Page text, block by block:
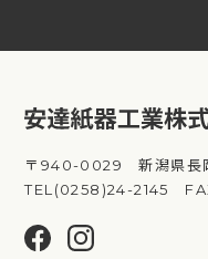
〒940-0029 新潟県長
TEL(0258)24-2145